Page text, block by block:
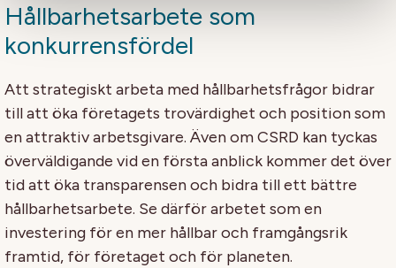
Hållbarhetsarbete som
konkurrensfördel
Att strategiskt arbeta med hållbarhetsfrågor bidrar
till att öka företagets trovärdighet och position som
en attraktiv arbetsgivare. Även om CSRD kan tyckas
överväldigande vid en första anblick kommer det över
tid att öka transparensen och bidra till ett bättre
hållbarhetsarbete. Se därför arbetet som en
investering för en mer hållbar och framgångsrik
framtid, för företaget och för planeten.